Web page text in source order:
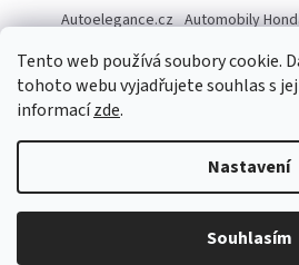
Tento web používá soubory cookie.
tohoto webu vyjadřujete souhlas s
informacízde.
Nastavení
Souhlasím
Autoelegance.cz Automobily
Copyright 2026Autoelegance
vyhrazena.